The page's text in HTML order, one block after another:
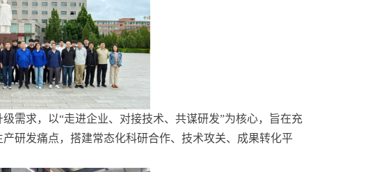
需求，以“走进企业、对接技术、共谋研发”为核心，旨在充
研发痛点，搭建常态化科研合作、技术攻关、成果转化平